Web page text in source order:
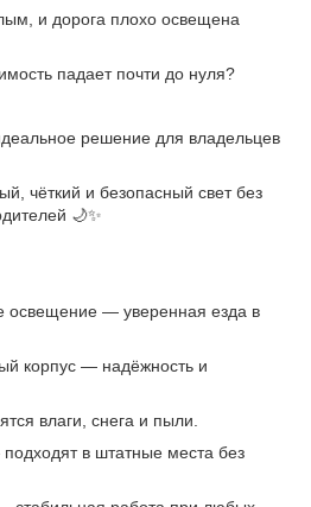
и дорога плохо освещена
падает почти до нуля?
решение для владельцев
чёткий и безопасный свет без
🌙✨
освещение — уверенная езда в
корпус — надёжность и
влаги, снега и пыли.
в штатные места без